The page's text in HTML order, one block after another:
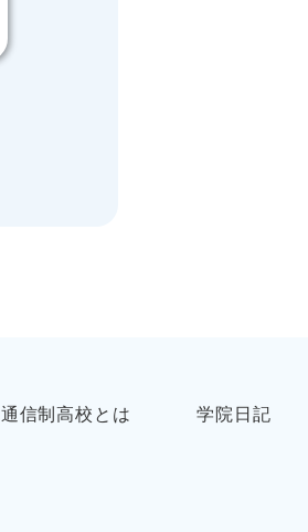
通信制高校とは 学院日記